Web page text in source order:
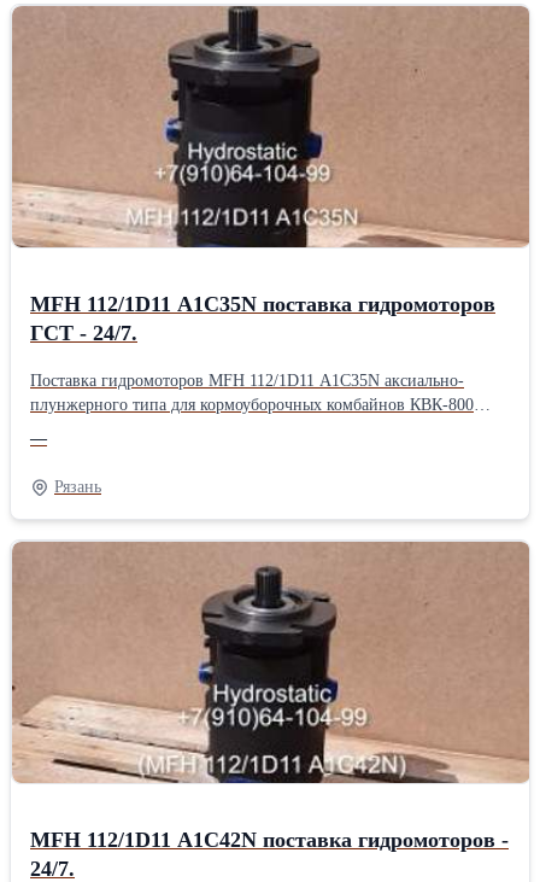
аксиально поршневого типа предназначены для работы в
закрытой системе ГСТ-112 работающие на масле МГЕ–46В ТУ
38.001347-83. Работают в паре с реверсными аксиально-
поршневыми гидромоторами МП-112. Гидронасос именеет
подключение шланг РВД под болт М12. Агрегаты в наличии.
Экспресс поставка насосов НП-112 для сельскохозяйственной
техники (КФХ) и дорожно-строительной (ДРСУ), а так же ЖБИ
предприятиям - 24/7.НП-112: (PVH112) Длина: 30 см Ширина:
30 см Высота: 45 см Вес: 75 кг Способ упаковки: Паллетный
борт.
MFH 112/1D11 A1C35N поставка гидромоторов
ГСТ - 24/7.
Поставка гидромоторов MFH 112/1D11 A1C35N аксиально-
плунжерного типа для кормоуборочных комбайнов КВК-800
Гомсельмаш. Агрегат реверсный с количеством шлицев - Z23.
Маркировка - MFH 112/1D11 A1C35N Старая аббревиатура
гидромотора: MP112.2/D2B35 У1 Болт крепления РВД - М12.
Гидромоторы MFH 112/1D11 A1C35N работают в системе
на масле МГЕ–46В ТУ 38.001347-83 в закрытом контуре в паре с
тандем насосами ТН-112-2 - PVH112 (GP2.5K25L/10N и
GP2.5K25/1K3.2L) а так же другими гидронасосами. Агрегаты в
сельскохозяйственной техники КФХ - 24/7.MFH 112/1D11
A1C35N: (MFH112) Длина: 22 см Ширина: 22 см Высота: 45 см
Вес: 47 кг Способ упаковки: Паллетный борт.
—
Рязань
MFH 112/1D11 A1C42N поставка гидромоторов -
24/7.